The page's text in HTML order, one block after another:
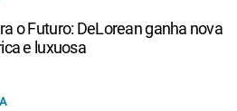
o Futuro: DeLorean ganha nova
e luxuosa